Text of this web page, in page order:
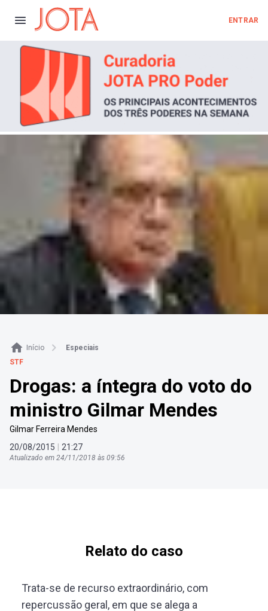
ENTRAR
Início
Especiais
STF
Drogas: a íntegra do voto do
ministro Gilmar Mendes
Gilmar Ferreira Mendes
20/08/2015 21 :27
Atualizado em 24/11/2018 às 09:56
Relato do caso
Trata-se de recurso extraordinário, com
repercussão geral, em que se alega a